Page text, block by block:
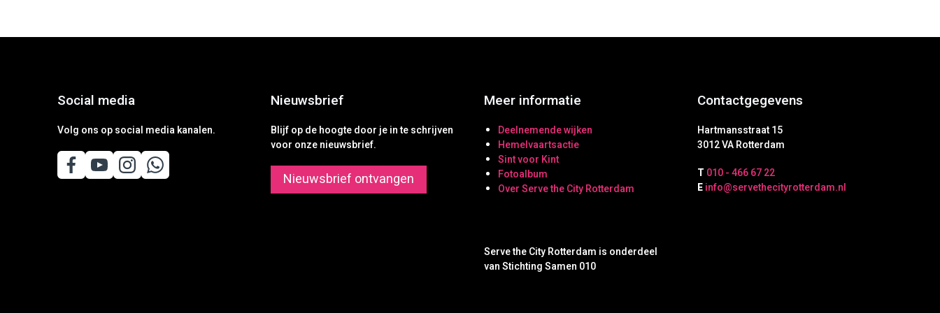
Social media
Volg ons op social media kanalen.
Nieuwsbrief
Blijf op de hoogte door je in te schrijven
voor onze nieuwsbrief.
Nieuwsbrief ontvangen
Meer informatie
Deelnemende wijken
Hemelvaartsactie
Sint voor Kint
Fotoalbum
Over Serve the City Rotterdam
Serve the City Rotterdam is onderdeel
van Stichting Samen 010
Contactgegevens
Hartmansstraat 15
3012 VA Rotterdam
T 010 - 466 67 22
Einfo@servethecityrotterdam.nl